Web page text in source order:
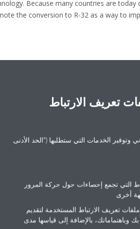
Because many countries are
the conversion to R-32 as a way to
تعريف الارتباط
وتوفير الخدمات التي ستطلبها ("الحد الأدنى
التي تجمع إحصاءات حول حركة المرور
أخرى
ملفات تعريف الارتباط المستخدمة لتقديم
وباهتماماتك، بالإضافة إلى قياسها مدى